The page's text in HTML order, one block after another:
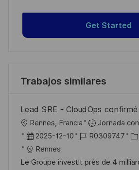
Get Started
Trabajos similares
Lead SRE - CloudOps
U
b
c
Rennes, Francia
Jornada
F
e
c
2025-12-10
I
d
R0309747
C
t
Rennes
Le Groupe investit près de 4